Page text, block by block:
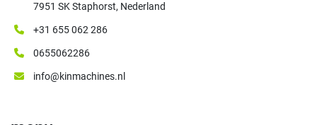
7951 SK Staphorst, Nederland
+31 655 062 286
0655062286
info@kinmachines.nl